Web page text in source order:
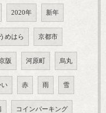
2020年 新年
うめはら 京都市
阪 河原町 烏丸
い 赤 雨 雪
コインパーキング